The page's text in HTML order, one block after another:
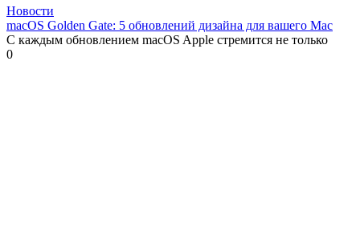
Новости
macOS Golden Gate: 5 обновлений дизайна для вашего Mac
С каждым обновлением macOS Apple стремится не только
0